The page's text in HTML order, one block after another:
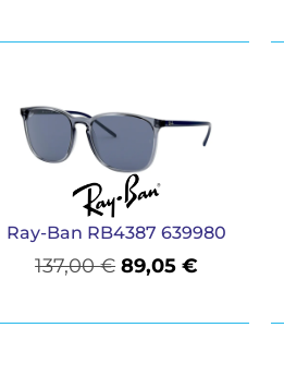
Ray-Ban RB4387 639980
137,00€ 89,05€